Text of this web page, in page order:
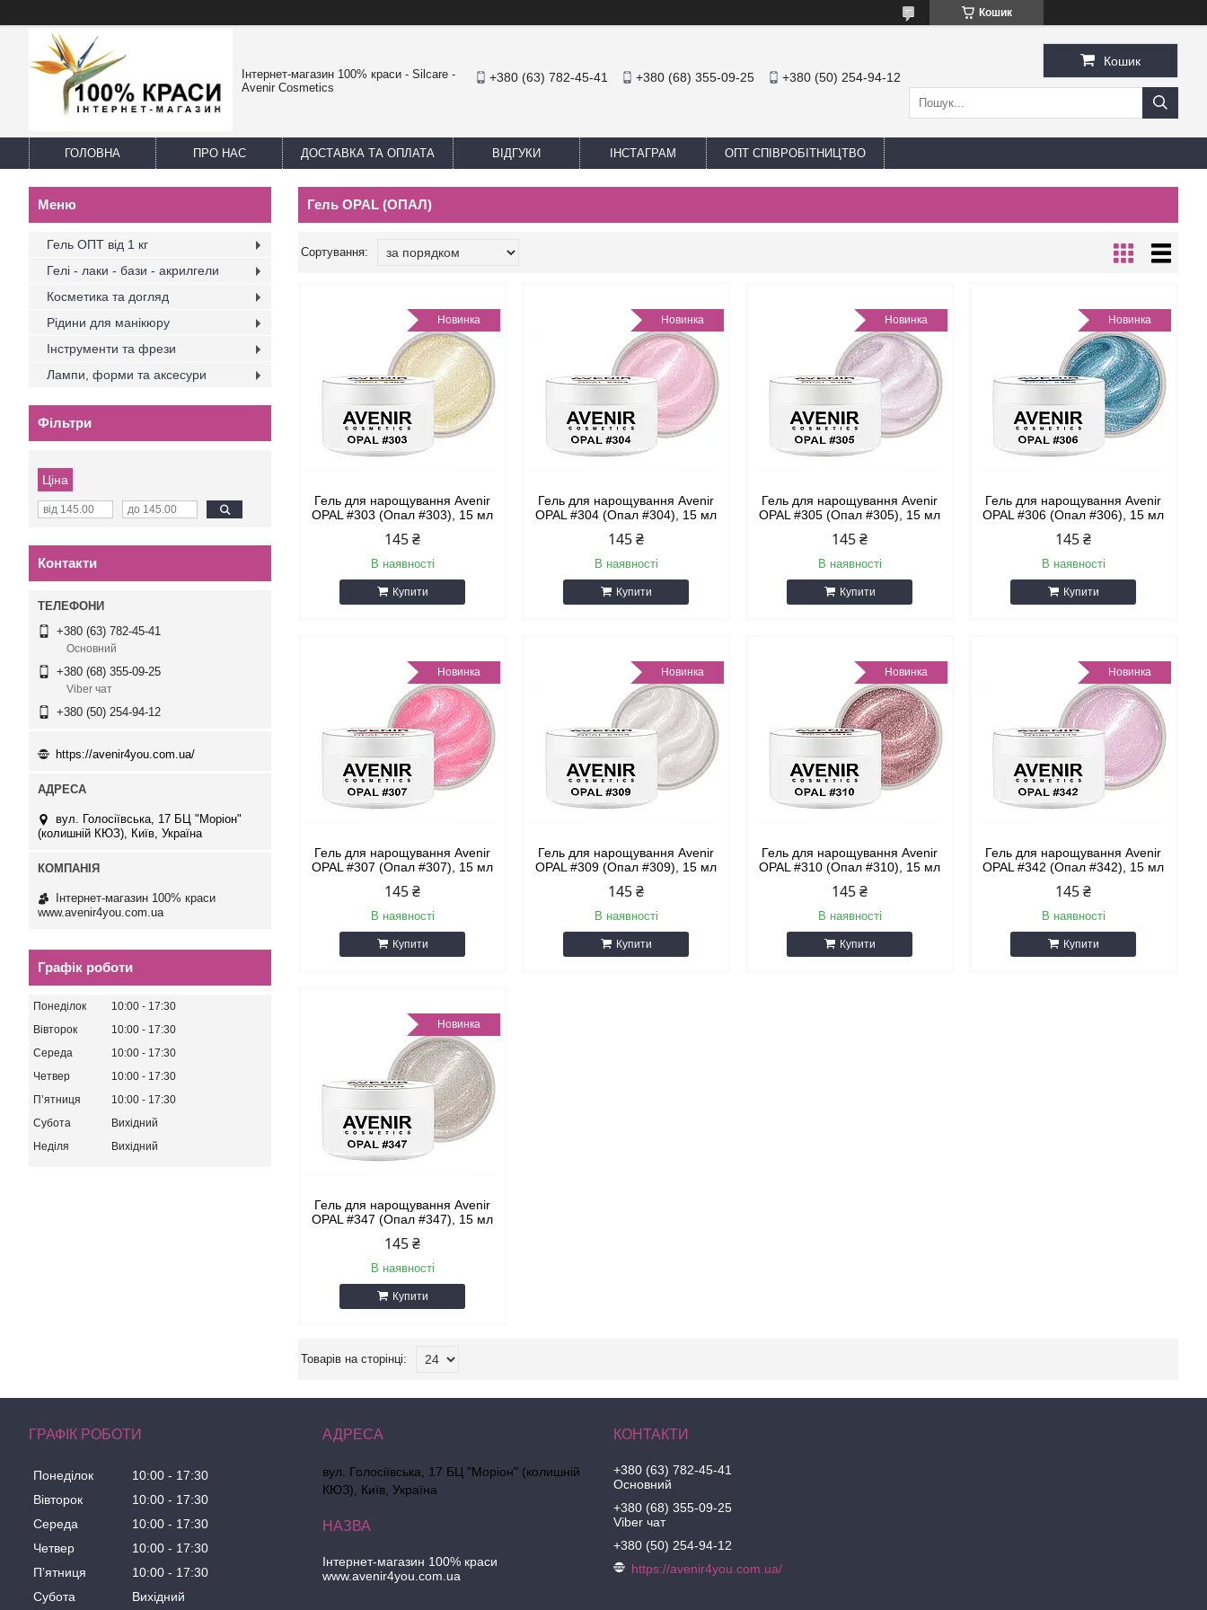
Кошик
Інтернет-магазин 100% краси - Silcare -
Avenir Cosmetics
+380 (63) 782-45-41 +380 (68) 355-09-25 +380 (50) 254-94-12
Кошик
ГОЛОВНА ПРО НАС ДОСТАВКА ТА ОПЛАТА ВІДГУКИ ІНСТАГРАМ ОПТ СПІВРОБІТНИЦТВО
Гель OPAL (ОПАЛ)
Новинка
Гель для нарощування Avenir
OPAL #303 (Опал #303), 15 мл
145 ₴
В наявності
Купити
Новинка
Гель для нарощування Avenir
OPAL #304 (Опал #304), 15 мл
145 ₴
В наявності
Купити
Новинка
Гель для нарощування Avenir
OPAL #305 (Опал #305), 15 мл
145 ₴
В наявності
Купити
Новинка
Гель для нарощування Avenir
OPAL #306 (Опал #306), 15 мл
145 ₴
В наявності
Купити
Новинка
Гель для нарощування Avenir
OPAL #307 (Опал #307), 15 мл
145 ₴
В наявності
Купити
Новинка
Гель для нарощування Avenir
OPAL #309 (Опал #309), 15 мл
145 ₴
В наявності
Купити
Новинка
Гель для нарощування Avenir
OPAL #310 (Опал #310), 15 мл
145 ₴
В наявності
Купити
Новинка
Гель для нарощування Avenir
OPAL #342 (Опал #342), 15 мл
145 ₴
В наявності
Купити
Новинка
Гель для нарощування Avenir
OPAL #347 (Опал #347), 15 мл
145 ₴
В наявності
Купити
Гель ОПТ від 1 кг
Гелі - лаки - бази - акрилгели
Косметика та догляд
Рідини для манікюру
Інструменти та фрези
Лампи, форми та аксесури
Фільтри
Ціна
Контакти
+380 (63) 782-45-41
Основний
+380 (68) 355-09-25
Viber чат
+380 (50) 254-94-12
https://avenir4you.com.ua/
вул. Голосіївська, 17 БЦ "Моріон"
(колишній КЮЗ), Київ, Україна
Інтернет-магазин 100% краси
www.avenir4you.com.ua
Графік роботи
Понеділок 10:00
17:30
Вівторок
10:00
17:30
Середа
10:00
17:30
Четвер
10:00
17:30
Пʼятниця
10:00
17:30
Субота
Вихідний
Неділя
Вихідний
ГРАФІК РОБОТИ
Понеділок 10:00
17:30
Вівторок
10:00
17:30
Середа
10:00
17:30
Четвер
10:00
17:30
Пʼятниця
10:00
17:30
Субота
Вихідний
вул. Голосіївська, 17 БЦ "Моріон" (колишній
КЮЗ), Київ, Україна
Інтернет-магазин 100% краси
www.avenir4you.com.ua
+380 (63) 782-45-41
Основний
+380 (68) 355-09-25
Viber чат
+380 (50) 254-94-12
https://avenir4you.com.ua/